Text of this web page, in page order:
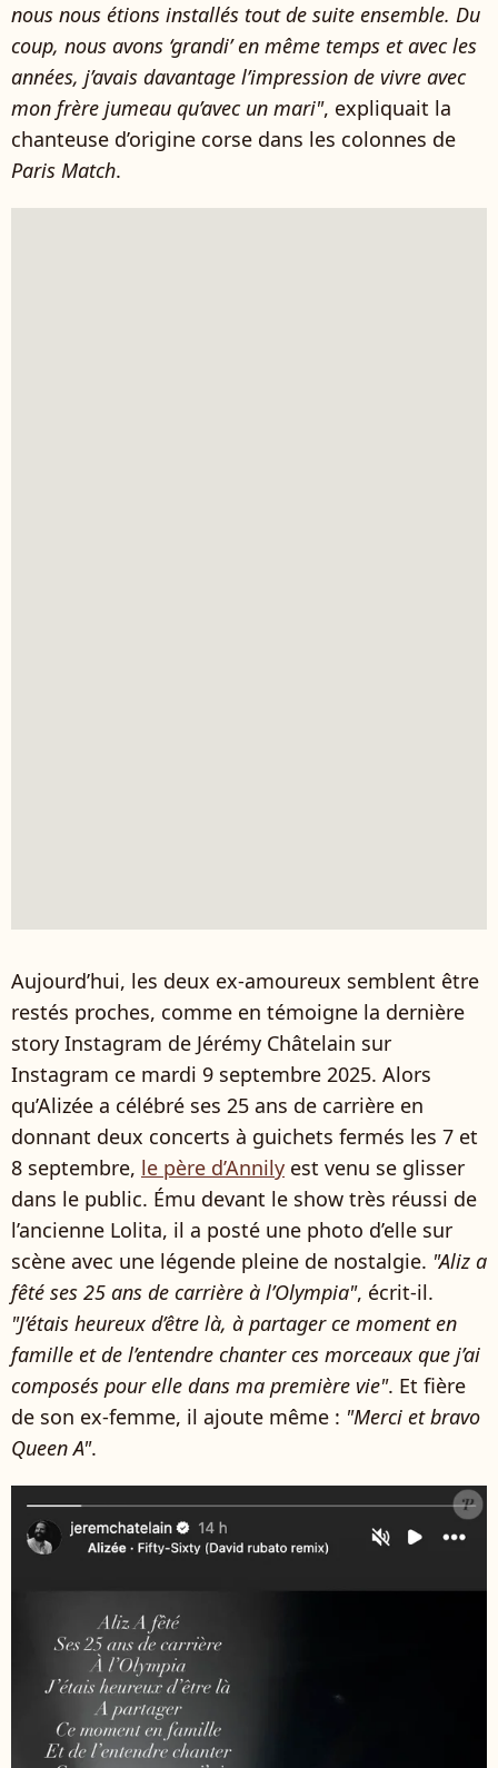
nous nous étions installés tout de suite ensemble. Du
coup, nous avons ‘grandi’ en même temps et avec les
années, j’avais davantage l’impression de vivre avec
mon frère jumeau qu’avec un mari", expliquait la
chanteuse d’origine corse dans les colonnes de
Paris Match.
Aujourd’hui, les deux ex-amoureux semblent être
restés proches, comme en témoigne la dernière
story Instagram de Jérémy Châtelain sur
Instagram ce mardi 9 septembre 2025. Alors
qu’Alizée a célébré ses 25 ans de carrière en
donnant deux concerts à guichets fermés les 7 et
8 septembre, le père d’Annily est venu se glisser
dans le public. Ému devant le show très réussi de
l’ancienne Lolita, il a posté une photo d’elle sur
scène avec une légende pleine de nostalgie. "Aliz a
fêté ses 25 ans de carrière à l’Olympia", écrit-il.
"J’étais heureux d’être là, à partager ce moment en
famille et de l’entendre chanter ces morceaux que j’ai
composés pour elle dans ma première vie". Et fière
de son ex-femme, il ajoute même : "Merci et bravo
Queen A".